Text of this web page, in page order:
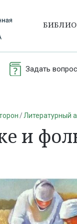
Задать вопрос
Литературный
и